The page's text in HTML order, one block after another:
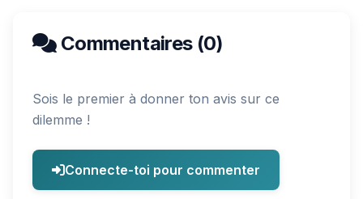
Commentaires (0)
Sois le premier à donner ton avis sur ce
dilemme !
Connecte-toi pour commenter